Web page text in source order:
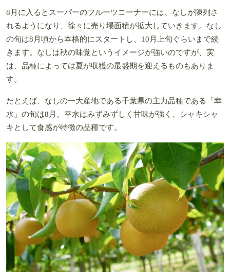
8月に入るとスーパーのフルーツコーナーには、なしが陳列さ
れるようになり、徐々に売り場面積が拡大していきます。なし
の旬は8月頃から本格的にスタートし、10月上旬ぐらいまで続
きます。なしは秋の味覚というイメージが強いのですが、実
は、品種によっては夏が収穫の最盛期を迎えるものもありま
す。
たとえば、なしの一大産地である千葉県の主力品種である「幸
水」の旬は8月。幸水はみずみずしく甘味が強く、シャキシャ
キとして食感が特徴の品種です。